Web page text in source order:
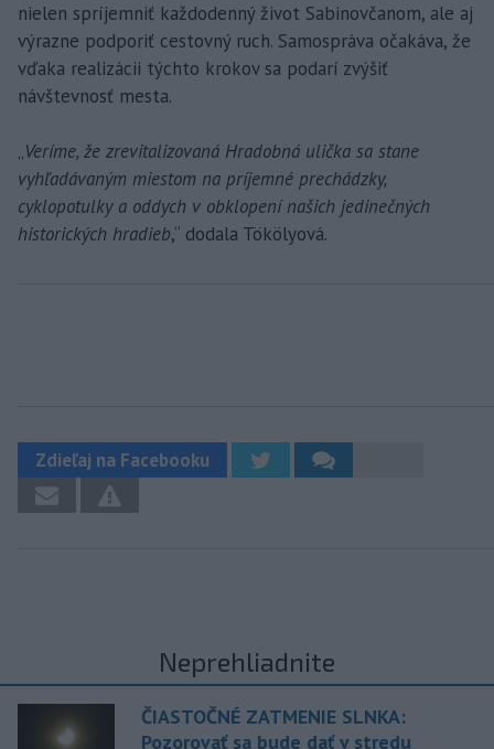
nielen spríjemniť každodenný život Sabinovčanom, ale aj
výrazne podporiť cestovný ruch. Samospráva očakáva, že
vďaka realizácii týchto krokov sa podarí zvýšiť
návštevnosť mesta.
„Veríme, že zrevitalizovaná Hradobná ulička sa stane
vyhľadávaným miestom na príjemné prechádzky,
cyklopotulky a oddych v obklopení našich jedinečných
historických hradieb,“ dodala Tökölyová.
Zdieľaj na Facebooku
Neprehliadnite
ČIASTOČNÉ ZATMENIE SLNKA:
Pozorovať sa bude dať v stredu